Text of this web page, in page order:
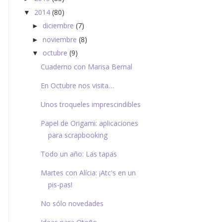
▼ 2014 (80)
► diciembre (7)
► noviembre (8)
▼ octubre (9)
Cuaderno con Marisa Bernal
En Octubre nos visita…
Unos troqueles imprescindibles
Papel de Origami: aplicaciones
para scrapbooking
Todo un año: Las tapas
Martes con Alícia: ¡Atc's en un
pis-pas!
No sólo novedades